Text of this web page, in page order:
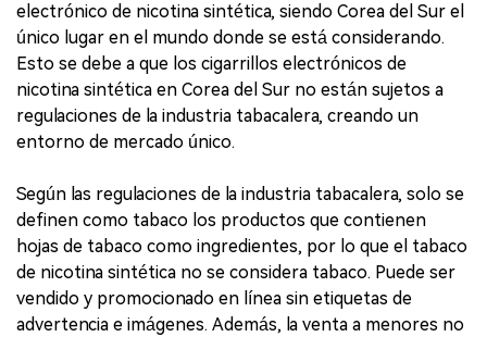
electrónico de nicotina sintética, siendo Corea del Sur el
único lugar en el mundo donde se está considerando.
Esto se debe a que los cigarrillos electrónicos de
nicotina sintética en Corea del Sur no están sujetos a
regulaciones de la industria tabacalera, creando un
entorno de mercado único.
Según las regulaciones de la industria tabacalera, solo se
definen como tabaco los productos que contienen
hojas de tabaco como ingredientes, por lo que el tabaco
de nicotina sintética no se considera tabaco. Puede ser
vendido y promocionado en línea sin etiquetas de
advertencia e imágenes. Además, la venta a menores no